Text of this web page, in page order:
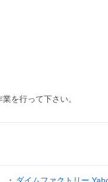
を行って下さい。